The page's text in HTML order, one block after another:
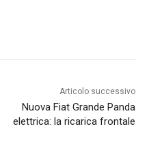
Articolo successivo
Nuova Fiat Grande Panda
elettrica: la ricarica frontale